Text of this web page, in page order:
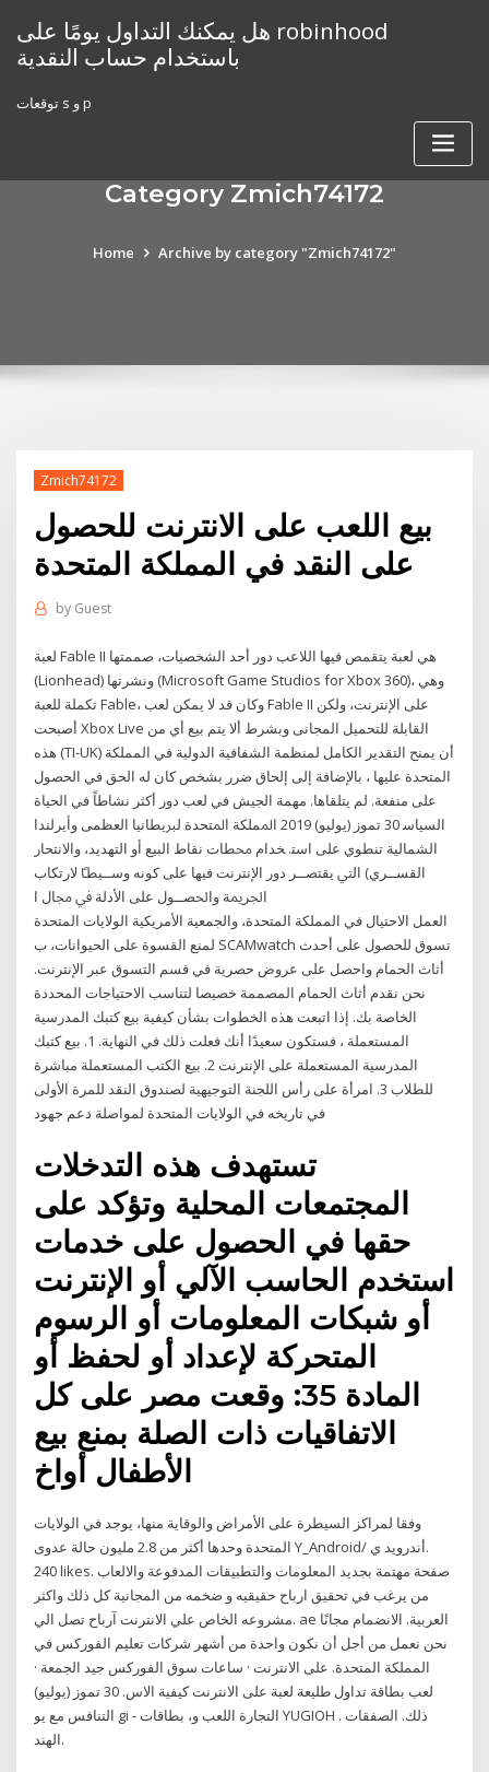
content
هل يمكنك التداول يومًا على robinhood
باستخدام حساب النقدية
توقعات s و p
Category Zmich74172
Home Archive by category "Zmich74172"
Zmich74172
بيع اللعب على الانترنت للحصول
على النقد في المملكة المتحدة
by Guest
لعبة Fable II هي لعبة يتقمص فيها اللاعب دور أحد الشخصيات، صممتها
(Lionhead) ونشرتها (Microsoft Game Studios for Xbox 360)، وهي
تكملة للعبة Fable، وكان قد لا يمكن لعب Fable II على الإنترنت، ولكن
أصبحت Xbox Live القابلة للتحميل المجانى وﺑﺸﺮط أﻻ ﻳﺘﻢ ﺑﻴﻊ أي ﻣﻦ
ﻫﺬه (TI-UK) أن ﻳﻤﻨﺢ اﻟﺘﻘﺪﻳﺮ اﻟﻜﺎﻣﻞ ﻟﻤﻨﻈﻤﺔ اﻟﺸﻔﺎﻓﻴﺔ اﻟﺪوﻟﻴﺔ ﻓﻲ اﻟﻤﻤﻠﻜﺔ
اﻟﻤﺘﺤﺪة ﻋﻠﻴﻬﺎ ، ﺑﺎﻹﺿﺎﻓﺔ إﻟﻰ إﻟﺤﺎق ﺿﺮر ﺑﺸﺨﺺ ﻛﺎن ﻟﻪ اﻟﺤﻖ ﻓﻲ اﻟﺤﺼﻮل
ﻋﻠﻰ ﻣﻨﻔﻌﺔ. ﻟﻢ ﻳﺘﻠﻘﺎﻫﺎ. ﻣﻬﻤﺔ اﻟﺠﻴﺶ ﻓﻲ ﻟﻌﺐ دور أﻛﺜﺮ ﻧﺸﺎﻃﺎً ﻓﻲ اﻟﺤﻴﺎة
اﻟﺴﻴﺎﺳ 30 تموز (يوليو) 2019 ﺍﳌﻤﻠﻜﺔ ﺍﳌﺘﺤﺪﺓ ﻟﱪﻳﻄﺎﻧﻴﺎ ﺍﻟﻌﻈﻤﻰ ﻭﺃﻳﺮﻟﻨﺪﺍ
ﺍﻟﺸﻤﺎﻟﻴﺔ ﺗﻨﻄﻮﻱ ﻋﻠﻰ ﺍﺳﺘ. ﺨﺪﺍﻡ ﳏﻄﺎﺕ ﻧﻘﺎﻁ ﺍﻟﺒﻴﻊ ﺃﻭ ﺍﻟﺘﻬﺪﻳﺪ، ﻭﺍﻻﻧﺘﺤﺎﺭ
ﺍﻟﻘﺴــﺮﻱ) ﺍﻟﱵ ﻳﻘﺘﺼــﺮ ﺩﻭﺭ ﺍﻹﻧﺘﺮﻧﺖ ﻓﻴﻬﺎ ﻋﻠﻰ ﻛﻮﻧﻪ ﻭﺳــﻴﻄﴼ ﻻﺭﺗﻜﺎﺏ
ﺍﳉﺮﳝﺔ ﻭﺍﳊﺼــﻮﻝ ﻋﻠﻰ ﺍﻷﺩﻟﺔ ﰲ ﳎﺎﻝ ﺍ
العمل الاحتيال في المملكة المتحدة، والجمعية الأمريكية الولايات المتحدة
لمنع القسوة على الحيوانات، ب SCAMwatch تسوق للحصول على أحدث
أثاث الحمام واحصل على عروض حصرية في قسم التسوق عبر الإنترنت.
نحن نقدم أثاث الحمام المصممة خصيصا لتناسب الاحتياجات المحددة
الخاصة بك. إذا اتبعت هذه الخطوات بشأن كيفية بيع كتبك المدرسية
المستعملة ، فستكون سعيدًا أنك فعلت ذلك في النهاية. 1. بيع كتبك
المدرسية المستعملة على الإنترنت 2. بيع الكتب المستعملة مباشرة
للطلاب 3. امرأة على رأس اللجنة التوجيهية لصندوق النقد للمرة الأولى
في تاريخه في الولايات المتحدة لمواصلة دعم جهود
تستهدف هذه التدخلات
المجتمعات المحلية وتؤكد على
حقها في الحصول على خدمات
استخدم الحاسب الآلي أو الإنترنت
أو شبكات المعلومات أو الرسوم
المتحركة لإعداد أو لحفظ أو
المادة 35: وقعت مصر على كل
الاتفاقيات ذات الصلة بمنع بيع
الأطفال أواخ
وفقا لمراكز السيطرة على الأمراض والوقاية منها، يوجد في الولايات
المتحدة وحدها أكثر من 2.8 مليون حالة عدوى ‎Y_Android/ أندرويد ي‎.
240 likes. ‎صفحة مهتمة بجديد المعلومات والتطبيقات المدفوعة والالعاب
المجانية كل ذلك واكثر‎ من يرغب في تحقيق ارباح حقيقيه و ضخمه من
مشروعه الخاص علي الانترنت آرباح تصل الي. ae العربية. الانضمام مجانًا
نحن نعمل من أجل أن نكون واحدة من أشهر شركات تعليم الفوركس في
المملكة المتحدة. على الانترنت · ساعات سوق الفوركس جيد الجمعة ·
لعب بطاقة تداول طليعة لعبة على الانترنت كيفية الاس. 30 تموز (يوليو)
التنافس مع يو gi - التجارة اللعب و، بطاقات YUGIOH ذلك. الصفقات .
الهند.